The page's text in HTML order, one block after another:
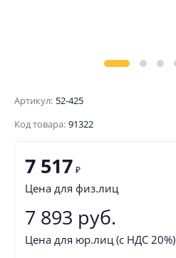
Артикул: 52-425
Код товара: 91322
7 517 ₽
Цена для физ.лиц
7 893 руб.
Цена для юр.лиц (с НДС 20%)